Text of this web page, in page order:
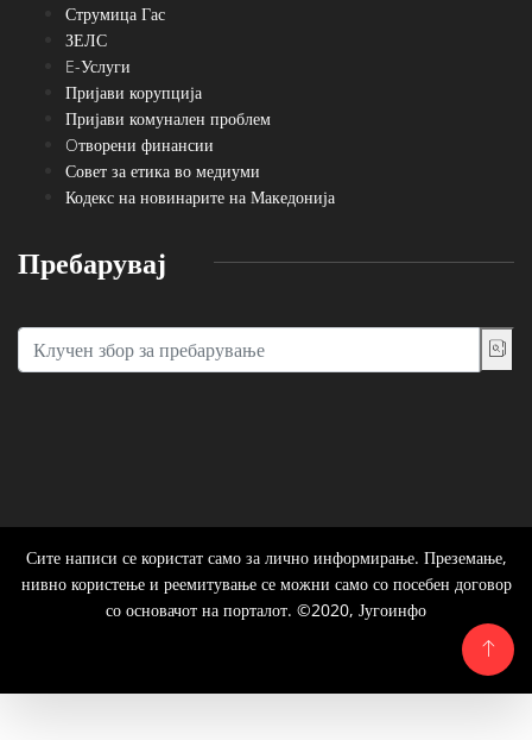
Струмица Гас
ЗЕЛС
E-Услуги
Пријави корупција
Пријави комунален проблем
Oтворени финансии
Совет за етика во медиуми
Кодекс на новинарите на Македонија
Пребарувај
Сите написи се користат само за лично информирање. Преземање,
нивно користење и реемитување се можни само со посебен договор
со основачот на порталот. ©2020, Југоинфо